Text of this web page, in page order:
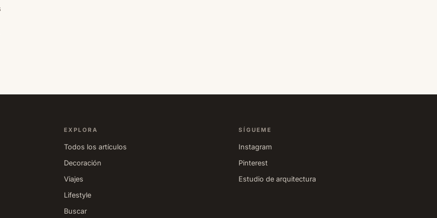
EXPLORA
Todos los artículos
Decoración
Viajes
Lifestyle
Buscar
SÍGUEME
Instagram
Pinterest
Estudio de arquitectura